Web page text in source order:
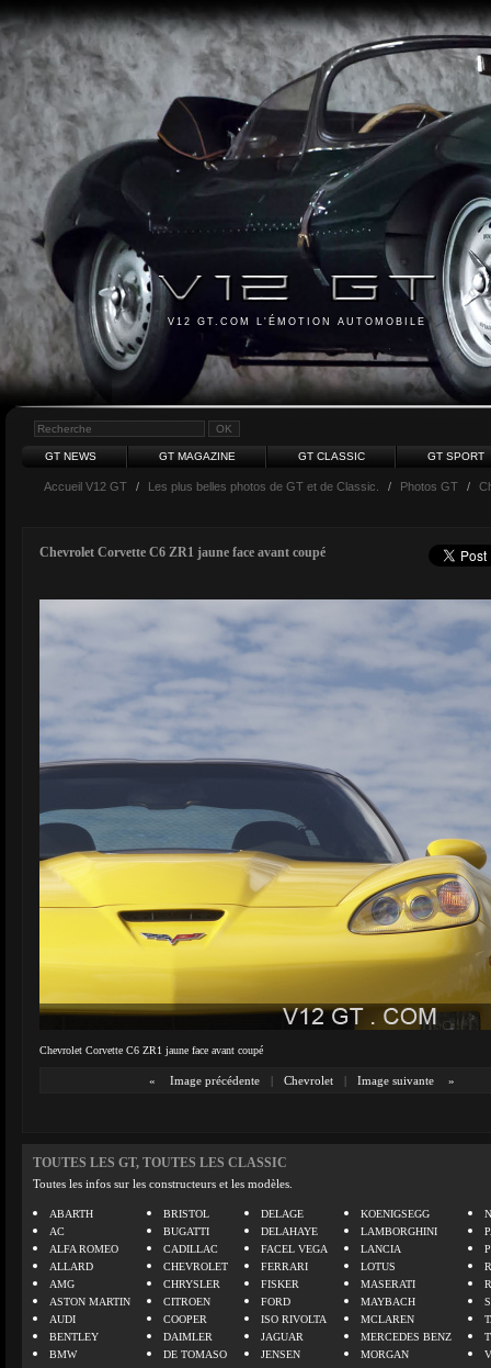
V12 GT.COM L'ÉMOTION AUTOMOBILE
GT NEWS GT MAGAZINE GT CLASSIC GT SPORT
Accueil V12 GT / Les plus belles photos de GT et de Classic. / Photos GT /
Chevrolet Corvette C6 ZR1 jaune face avant coupé
Chevrolet Corvette C6 ZR1 jaune face avant coupé
« Image précédente | Chevrolet | Image suivante »
TOUTES LES GT, TOUTES LES CLASSIC
Toutes les infos sur les constructeurs et les modèles.
ABARTH
AC
ALFA ROMEO
ALLARD
AMG
ASTON MARTIN
AUDI
BENTLEY
BMW
BRISTOL
BUGATTI
CADILLAC
CHEVROLET
CHRYSLER
CITROEN
COOPER
DAIMLER
DE TOMASO
DELAGE
DELAHAYE
FACEL VEGA
FERRARI
FISKER
FORD
ISO RIVOLTA
JAGUAR
JENSEN
KOENIGSEGG
LAMBORGHINI
LANCIA
LOTUS
MASERATI
MAYBACH
MCLAREN
MERCEDES BENZ
MORGAN